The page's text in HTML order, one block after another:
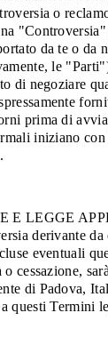
o
da te o da
le
di negoziare
prima di
iniziano
E LEGGE
derivante
eventuali
cessazione,
di Padova,
questi Termini